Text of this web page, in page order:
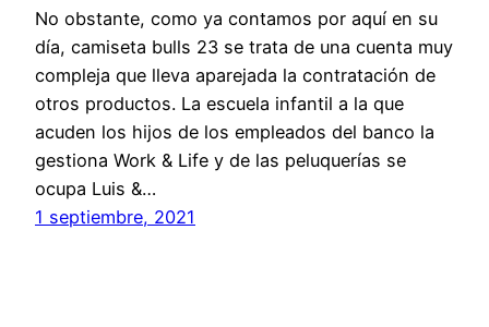
No obstante, como ya contamos por aquí en su
día, camiseta bulls 23 se trata de una cuenta muy
compleja que lleva aparejada la contratación de
otros productos. La escuela infantil a la que
acuden los hijos de los empleados del banco la
gestiona Work & Life y de las peluquerías se
ocupa Luis &…
1 septiembre, 2021